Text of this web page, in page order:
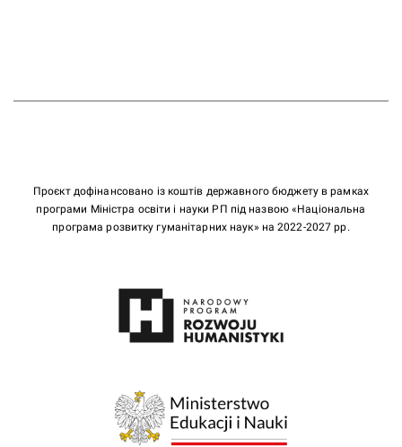
Проєкт дофінансовано із коштів державного бюджету в рамках
програми Міністра освіти і науки РП під назвою «Національна
програма розвитку гуманітарних наук» на 2022-2027 рр.